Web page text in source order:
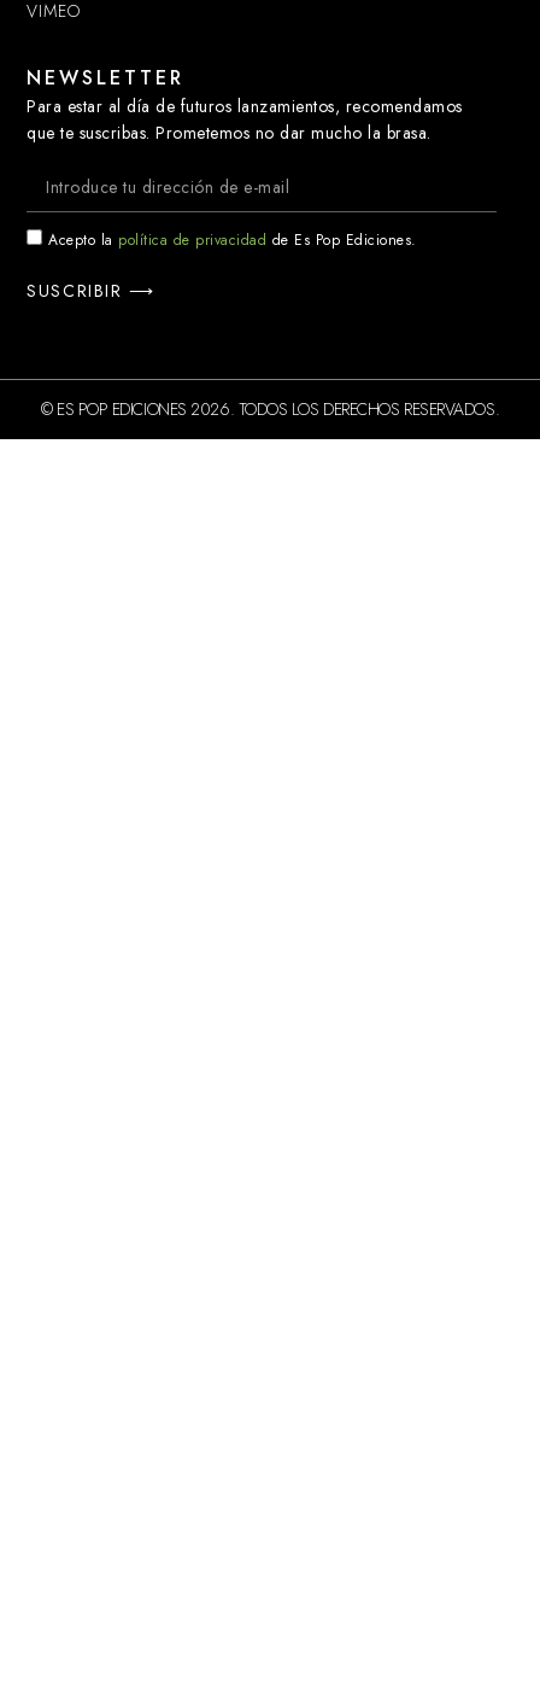
VIMEO
NEWSLETTER
Para estar al día de futuros lanzamientos, recomendamos
que te suscribas. Prometemos no dar mucho la brasa.
Acepto la política de privacidad de Es Pop Ediciones.
SUSCRIBIR ⟶
© ES POP EDICIONES 2026. TODOS LOS DERECHOS RESERVADOS.